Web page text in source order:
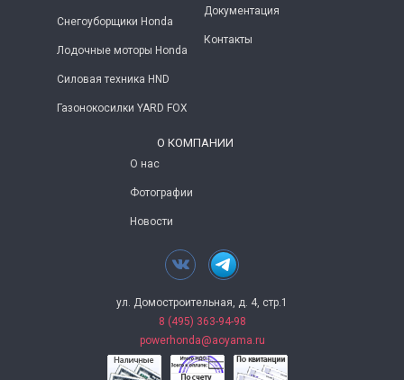
Снегоуборщики Honda
Лодочные моторы Honda
Силовая техника HND
Газонокосилки YARD FOX
Документация
Контакты
О КОМПАНИИ
О нас
Фотографии
Новости
ул. Домостроительная, д. 4, стр.1
8 (495) 363-94-98
powerhonda@aoyama.ru